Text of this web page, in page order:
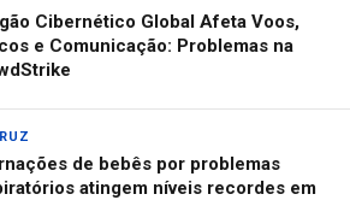
Cibernético Global Afeta Voos,
e Comunicação: Problemas na
de bebês por problemas
atingem níveis recordes em